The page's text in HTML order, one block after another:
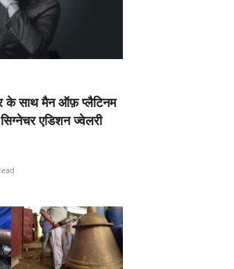
के साथ मैन ऑफ़ प्लैटिनम
एडिशन ज्वेलरी